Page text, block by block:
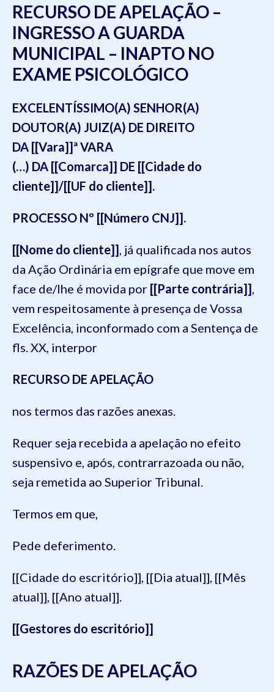
RECURSO DE APELAÇÃO –
INGRESSO A GUARDA
MUNICIPAL – INAPTO NO
EXAME PSICOLÓGICO
EXCELENTÍSSIMO(A) SENHOR(A)
DOUTOR(A) JUIZ(A) DE DIREITO
DA [[Vara]]ª VARA
(…) DA [[Comarca]] DE [[Cidade do
cliente]]/[[UF do cliente]].
PROCESSO Nº [[Número CNJ]].
[[Nome do cliente]] , já qualificada nos autos
da Ação Ordinária em epígrafe que move em
face de/lhe é movida por [[Parte contrária]]
vem respeitosamente à presença de Vossa
Excelência, inconformado com a Sentença de
fls. XX, interpor
RECURSO DE APELAÇÃO
nos termos das razões anexas.
Requer seja recebida a apelação no efeito
suspensivo e, após, contrarrazoada ou não,
seja remetida ao Superior Tribunal.
Termos em que,
Pede deferimento.
[[Cidade do escritório]], [[Dia atual]], [[Mês
atual]], [[Ano atual]].
[[Gestores do escritório]]
RAZÕES DE APELAÇÃO